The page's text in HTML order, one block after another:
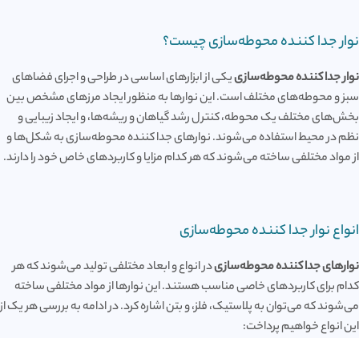
نوار جدا کننده محوطه‌سازی چیست؟
نوار جدا کننده محوطه‌سازییکی از ابزارهای اساسی در طراحی و اجرای فضاهای
سبز و محوطه‌های مختلف است. این نوارها به منظور ایجاد مرزهای مشخص بین
بخش‌های مختلف یک محوطه، کنترل رشد گیاهان و ریشه‌ها، و ایجاد زیبایی و
نظم در محیط استفاده می‌شوند. نوارهای جدا کننده محوطه‌سازی به شکل‌ها و
از مواد مختلفی ساخته می‌شوند که هر کدام مزایا و کاربردهای خاص خود را دارند.
انواع نوار جدا کننده محوطه‌سازی
نوارهای جدا کننده محوطه‌سازیدر انواع و ابعاد مختلفی تولید می‌شوند که هر
کدام برای کاربردهای خاصی مناسب هستند. این نوارها از مواد مختلفی ساخته
می‌شوند که می‌توان به پلاستیک، فلز، و بتن اشاره کرد. در ادامه به بررسی هر یک از
این انواع خواهیم پرداخت: